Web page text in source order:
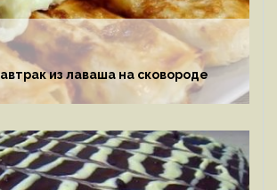
из лаваша на сковороде